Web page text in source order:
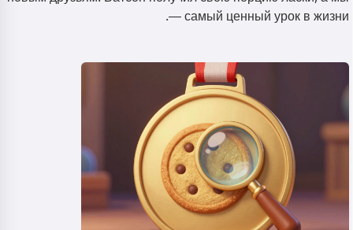
— самый ценный урок в жизни.